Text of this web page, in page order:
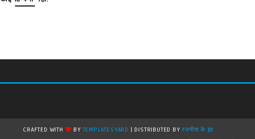
CRAFTED WITH BYTEMPLATESYARD | DISTRIBUTED BYरजनीश के झा